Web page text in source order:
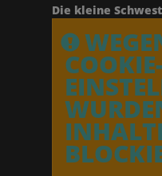
Die kleine
COOKIE-